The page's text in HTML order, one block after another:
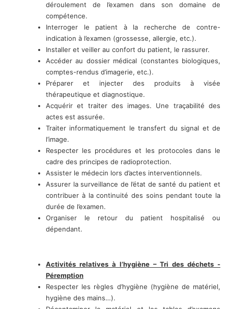
déroulement de l’examen dans son domaine de
compétence.
Interroger le patient à la recherche de contre-
indication à l’examen (grossesse, allergie, etc.).
Installer et veiller au confort du patient, le rassurer.
Accéder au dossier médical (constantes biologiques,
comptes-rendus d’imagerie, etc.).
Préparer et injecter des produits à visée
thérapeutique et diagnostique.
Acquérir et traiter des images. Une traçabilité des
actes est assurée.
Traiter informatiquement le transfert du signal et de
l’image.
Respecter les procédures et les protocoles dans le
cadre des principes de radioprotection.
Assister le médecin lors d’actes interventionnels.
Assurer la surveillance de l’état de santé du patient et
contribuer à la continuité des soins pendant toute la
durée de l’examen.
Organiser le retour du patient hospitalisé ou
dépendant.
Activités relatives à l’hygiène – Tri des déchets -
Péremption
Respecter les règles d’hygiène (hygiène de matériel,
hygiène des mains…).